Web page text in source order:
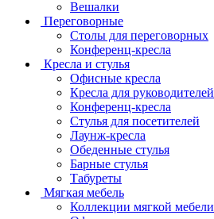
Вешалки
Переговорные
Столы для переговорных
Конференц-кресла
Кресла и стулья
Офисные кресла
Кресла для руководителей
Конференц-кресла
Стулья для посетителей
Лаунж-кресла
Обеденные стулья
Барные стулья
Табуреты
Мягкая мебель
Коллекции мягкой мебели